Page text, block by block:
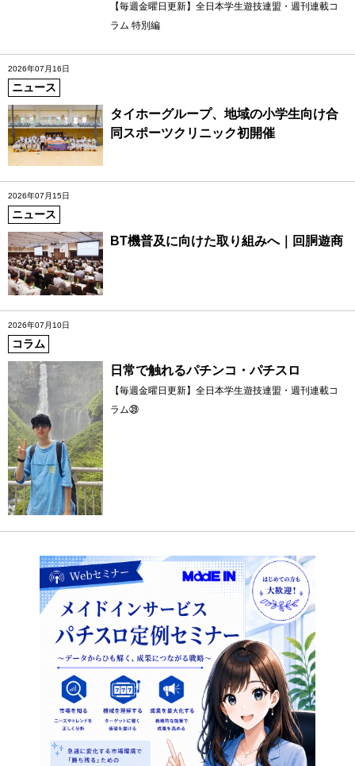
【毎週金曜日更新】全日本学生遊技連盟・週刊連載コ
ラム 特別編
2026年07月16日
ニュース
タイホーグループ、地域の小学生向け合
同スポーツクリニック初開催
2026年07月15日
ニュース
BT機普及に向けた取り組みへ｜回胴遊商
2026年07月10日
コラム
日常で触れるパチンコ・パチスロ
【毎週金曜日更新】全日本学生遊技連盟・週刊連載コ
ラム㊴